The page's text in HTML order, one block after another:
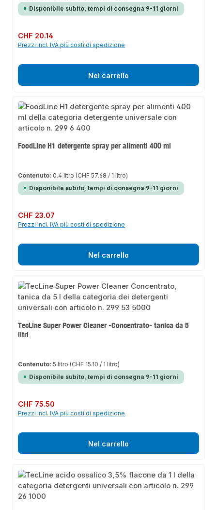
Disponibile subito, tempi di consegna 9-11 giorni
Prezzo normale:
CHF 20.14
Prezzi incl. IVA più costi di spedizione
Nel carrello
FoodLine H1 detergente spray per alimenti 400 ml
Contenuto: 0.4 litro (CHF 57.68 / 1 litro)
Disponibile subito, tempi di consegna 9-11 giorni
Prezzo normale:
CHF 23.07
Prezzi incl. IVA più costi di spedizione
Nel carrello
TecLine Super Power Cleaner -Concentrato- tanica da 5
litri
Contenuto:5 litro (CHF 15.10 / 1 litro)
Disponibile subito, tempi di consegna 9-11 giorni
Prezzo normale:
CHF 75.50
Prezzi incl. IVA più costi di spedizione
Nel carrello